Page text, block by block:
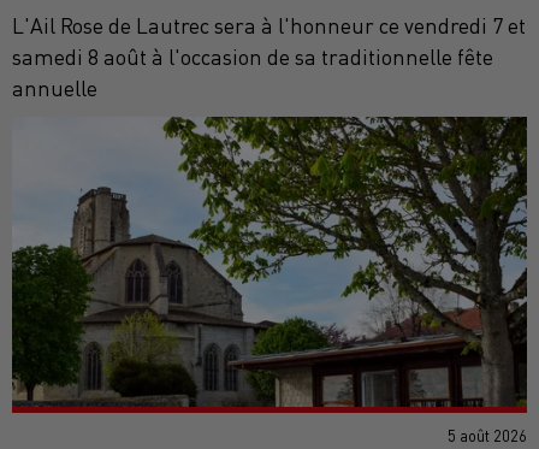
L'Ail Rose de Lautrec sera à l'honneur ce vendredi 7 et
samedi 8 août à l'occasion de sa traditionnelle fête
annuelle
5 août 2026